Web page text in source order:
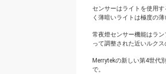
センサーはライトを使用
く薄暗いライトは極度の
常夜燈センサー機能はラ
って調整された近いルク
Merrytekの新しい第4世代
で。